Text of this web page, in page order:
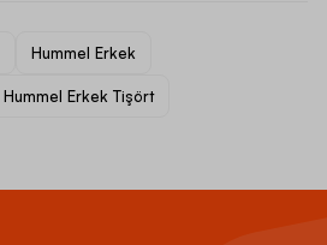
Hummel Erkek
Hummel Erkek Tişört